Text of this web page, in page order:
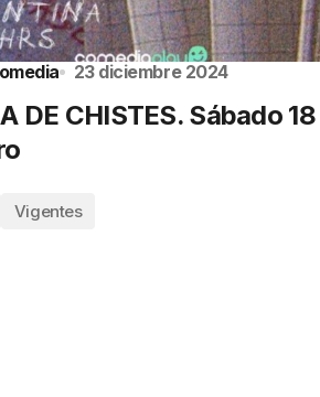
23 diciembre 2024
DE CHISTES. Sábado 18
Vigentes